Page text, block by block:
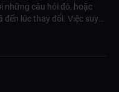
những câu hỏi đó, hoặc
đến lúc thay đổi. Việc suy
thường, khiến bạn khó
chính mình. Sách nói Tư
tiêu cuối cùng và đi ngược